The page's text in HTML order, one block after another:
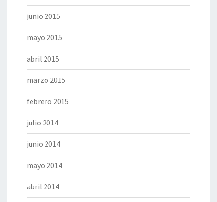
junio 2015
mayo 2015
abril 2015
marzo 2015
febrero 2015
julio 2014
junio 2014
mayo 2014
abril 2014